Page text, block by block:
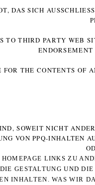
DAS SICH
TO THIRD PARTY WEB
FOR THE CONTENTS
SOWEIT NICHT
VON PPQ-INHALTEN
LINKS ZU
GESTALTUNG UND
INHALTEN. WAS WIR